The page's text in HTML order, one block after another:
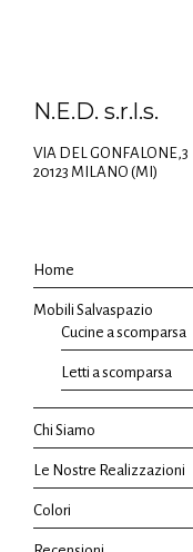
N.E.D. s.r.l.s.
VIA DEL GONFALONE,3
20123 MILANO (MI)
Home
Mobili Salvaspazio
Cucine a scomparsa
Letti a scomparsa
Chi Siamo
Le Nostre Realizzazioni
Colori